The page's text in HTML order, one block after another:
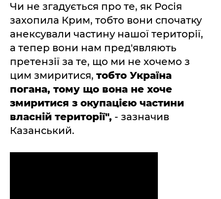
Чи не згадується про те, як Росія
захопила Крим, тобто вони спочатку
анексували частину нашої території,
а тепер вони нам пред'являють
претензії за те, що ми не хочемо з
цим змиритися, тобто Україна
погана, тому що вона не хоче
змиритися з окупацією частини
власній території", - зазначив
Казанський.